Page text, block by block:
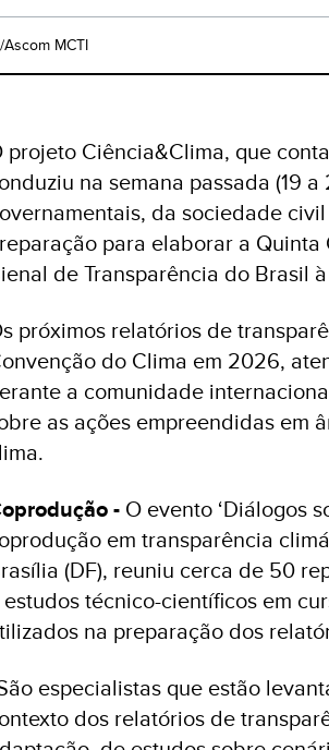
MCTI
projeto Ciência&Clima, que
na semana passada (19
da sociedade
para elaborar a
de Transparência do Brasil
próximos relatórios de
do Clima em 2026,
a comunidade
as ações empreendidas em
- O evento ‘Diálogos
em transparência
(DF), reuniu cerca de 50
estudos técnico-científicos em
na preparação dos
especialistas que estão
dos relatórios de